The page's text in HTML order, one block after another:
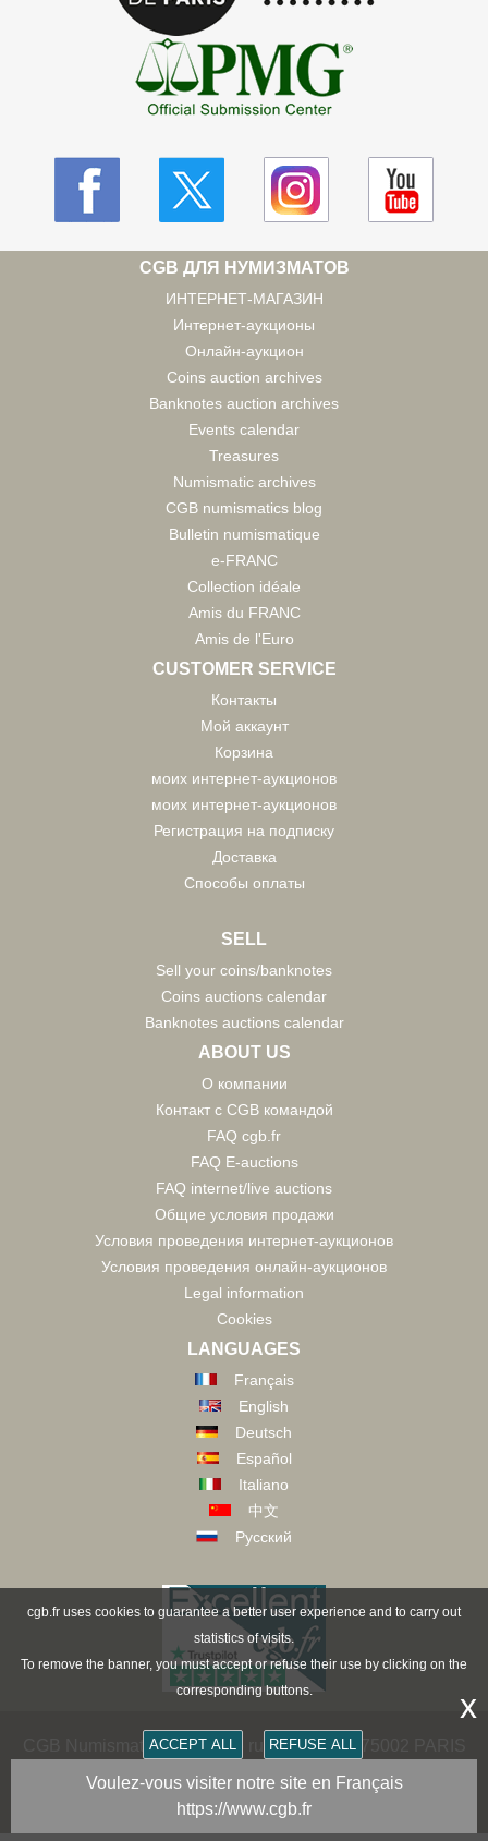
CGB ДЛЯ НУМИЗМАТОВ
ИНТЕРНЕТ-МАГАЗИН
Интернет-аукционы
Онлайн-аукцион
Coins auction archives
Banknotes auction archives
Events calendar
Treasures
Numismatic archives
CGB numismatics blog
Bulletin numismatique
e-FRANC
Collection idéale
Amis du FRANC
Amis de l'Euro
CUSTOMER SERVICE
Контакты
Мой аккаунт
Корзина
моих интернет-аукционов
моих интернет-аукционов
Регистрация на подписку
Доставка
Способы оплаты
SELL
Sell your coins/banknotes
Coins auctions calendar
Banknotes auctions calendar
ABOUT US
О компании
Контакт с CGB командой
FAQ cgb.fr
FAQ E-auctions
FAQ internet/live auctions
Общие условия продажи
Условия проведения интернет-аукционов
Условия проведения онлайн-аукционов
Legal information
Cookies
LANGUAGES
Français
English
Deutsch
Español
Italiano
中文
Русский
CGB Numismatics Paris - 36 rue Vivienne - 75002 PARIS
FRANCE -contact@cgb.fr
Copyright @1997-2025 - All Rights Reserved
cgb.fr uses cookies to guarantee a better user experience and to carry out
statistics of visits.
To remove the banner, you must accept or refuse their use by clicking on the
corresponding buttons.
ACCEPT ALL REFUSE ALL
x
Voulez-vous visiter notre site en Français
https://www.cgb.fr